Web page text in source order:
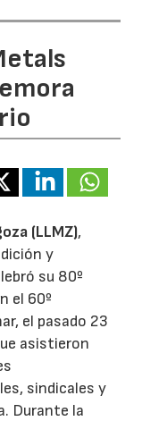
(LLMZ),
y
su 80º
el 60º
el pasado 23
asistieron
sindicales y
Durante la